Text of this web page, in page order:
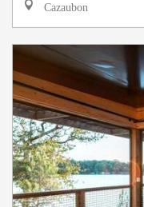
Cazaubon